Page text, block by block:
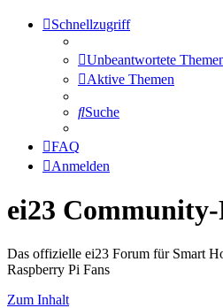
Schnellzugriff
Unbeantwortete
Aktive Themen
Suche
FAQ
Anmelden
ei23
Das offizielle ei23 Forum für Smart
Raspberry Pi Fans
Zum Inhalt